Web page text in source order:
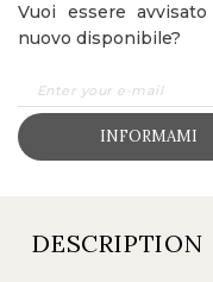
Vuoi essere
nuovo disponibile?
INFORMAMI
DESCRIPTION